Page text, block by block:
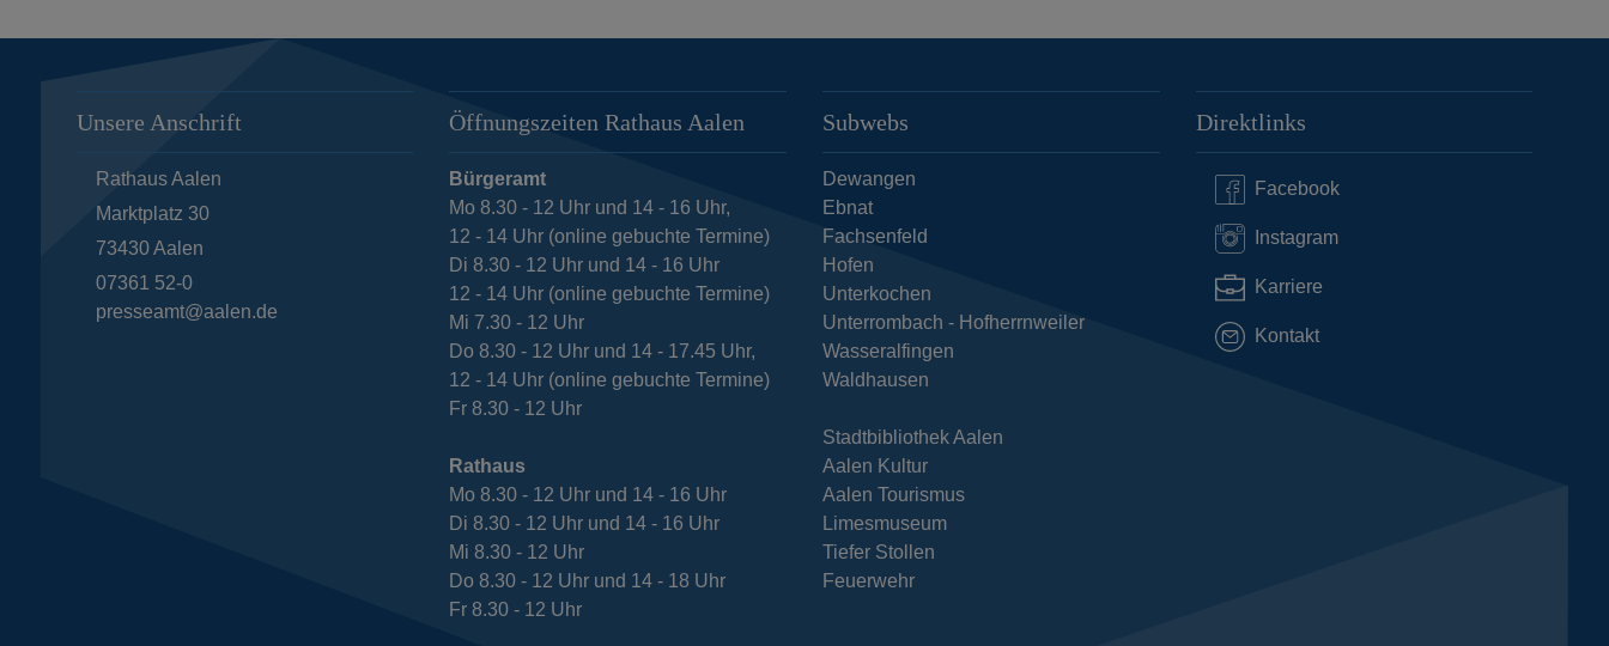
Unsere Anschrift
Rathaus Aalen
Marktplatz 30
73430 Aalen
07361 52-0
presseamt@aalen.de
Öffnungszeiten Rathaus Aalen
Bürgeramt
Mo 8.30 - 12 Uhr und 14 - 16 Uhr,
12 - 14 Uhr (online gebuchte Termine)
Di 8.30 - 12 Uhr und 14 - 16 Uhr
12 - 14 Uhr (online gebuchte Termine)
Mi 7.30 - 12 Uhr
Do 8.30 - 12 Uhr und 14 - 17.45 Uhr,
12 - 14 Uhr (online gebuchte Termine)
Fr 8.30 - 12 Uhr
Rathaus
Mo 8.30 - 12 Uhr und 14 - 16 Uhr
Di 8.30 - 12 Uhr und 14 - 16 Uhr
Mi 8.30 - 12 Uhr
Do 8.30 - 12 Uhr und 14 - 18 Uhr
Fr 8.30 - 12 Uhr
Subwebs
Dewangen
Ebnat
Fachsenfeld
Hofen
Unterkochen
Unterrombach - Hofherrnweiler
Wasseralfingen
Waldhausen
Stadtbibliothek Aalen
Aalen Kultur
Aalen Tourismus
Limesmuseum
Tiefer Stollen
Feuerwehr
Direktlinks
Facebook
Instagram
Karriere
Kontakt